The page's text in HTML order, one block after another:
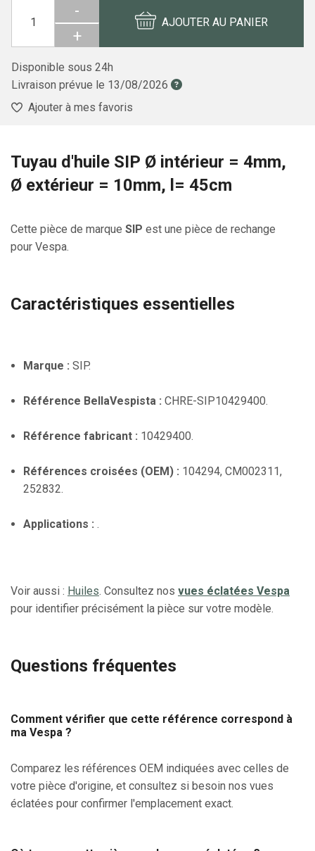
-
+
AJOUTER AU PANIER
Disponible sous 24h
Livraison prévue le 13/08/2026
Ajouter à mes favoris
Tuyau d'huile SIP Ø intérieur = 4mm,
Ø extérieur = 10mm, l= 45cm
Cette pièce de marque SIP est une pièce de rechange
pour Vespa.
Caractéristiques essentielles
Marque : SIP.
Référence BellaVespista : CHRE-SIP10429400.
Référence fabricant : 10429400.
Références croisées (OEM) : 104294, CM002311,
252832.
Applications : .
Voir aussi : Huiles. Consultez nos vues éclatées Vespa
pour identifier précisément la pièce sur votre modèle.
Questions fréquentes
Comment vérifier que cette référence correspond à
ma Vespa ?
Comparez les références OEM indiquées avec celles de
votre pièce d'origine, et consultez si besoin nos vues
éclatées pour confirmer l'emplacement exact.